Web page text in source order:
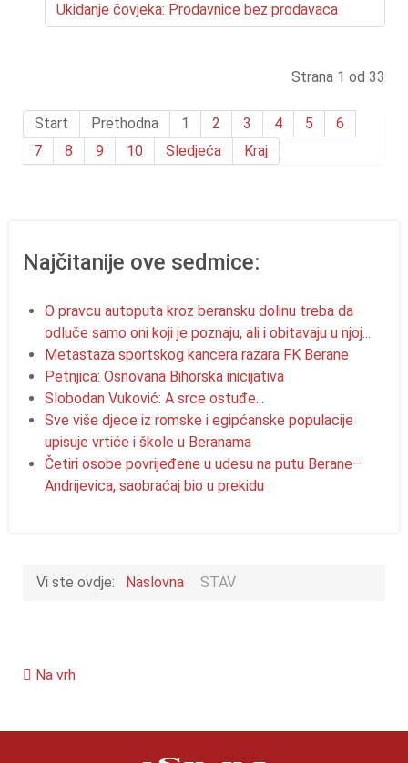
Ukidanje čovjeka: Prodavnice bez prodavaca
Strana 1 od 33
Start Prethodna 1 2 3 4 5
6
7
8 9 10 Sledjeća Kraj
Najčitanije ove sedmice:
O pravcu autoputa kroz beransku dolinu treba da
odluče samo oni koji je poznaju, ali i obitavaju u njoj...
Metastaza sportskog kancera razara FK Berane
Petnjica: Osnovana Bihorska inicijativa
Slobodan Vuković: A srce ostuđe...
Sve više djece iz romske i egipćanske populacije
upisuje vrtiće i škole u Beranama
Četiri osobe povrijeđene u udesu na putu Berane–
Andrijevica, saobraćaj bio u prekidu
Vi ste ovdje: Naslovna STAV
Na vrh